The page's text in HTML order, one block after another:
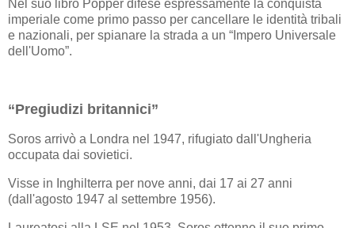
Nel suo libro Popper difese espressamente la conquista
imperiale come primo passo per cancellare le identità tribali
e nazionali, per spianare la strada a un “Impero Universale
dell'Uomo”.
“Pregiudizi britannici”
Soros arrivò a Londra nel 1947, rifugiato dall'Ungheria
occupata dai sovietici.
Visse in Inghilterra per nove anni, dai 17 ai 27 anni
(dall'agosto 1947 al settembre 1956).